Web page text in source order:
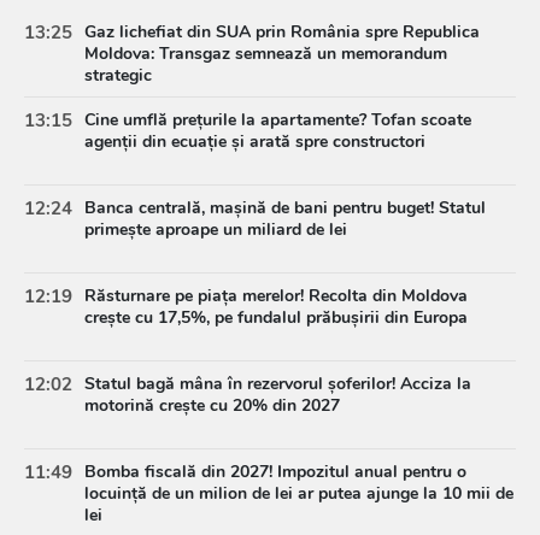
13:25 Gaz lichefiat din SUA prin România spre Republica
Moldova: Transgaz semnează un memorandum
strategic
13:15 Cine umflă prețurile la apartamente? Tofan scoate
agenții din ecuație și arată spre constructori
12:24 Banca centrală, mașină de bani pentru buget! Statul
primește aproape un miliard de lei
12:19 Răsturnare pe piața merelor! Recolta din Moldova
crește cu 17,5%, pe fundalul prăbușirii din Europa
12:02 Statul bagă mâna în rezervorul șoferilor! Acciza la
motorină crește cu 20% din 2027
11:49 Bomba fiscală din 2027! Impozitul anual pentru o
locuință de un milion de lei ar putea ajunge la 10 mii de
lei